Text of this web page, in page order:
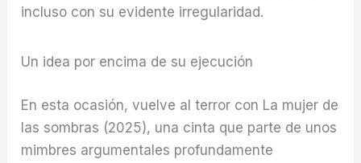
incluso con su evidente irregularidad.
Un idea por encima de su ejecución
En esta ocasión, vuelve al terror con La mujer de
las sombras (2025), una cinta que parte de unos
mimbres argumentales profundamente